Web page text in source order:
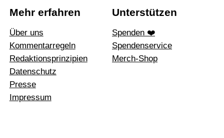
Mehr erfahren
Über uns
Kommentarregeln
Redak­ti­ons­prin­zi­pien
Daten­schutz
Presse
Impressum
Unterstützen
Spenden ❤️
Spendenservice
Merch-Shop